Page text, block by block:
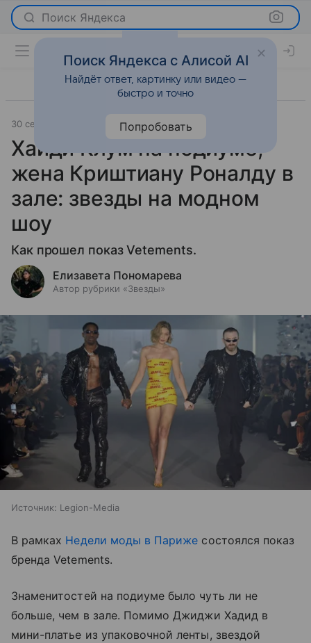
Поиск Яндекса
30 сентября 2024 Светская жизнь
Хайди Клум на подиуме,
жена Криштиану Роналду в
зале: звезды на модном
шоу
Как прошел показ Vetements.
Елизавета Пономарева
Автор рубрики «Звезды»
Источник: Legion-Media
В рамках Недели моды в Париже состоялся показ
бренда Vetements.
Знаменитостей на подиуме было чуть ли не
больше, чем в зале. Помимо Джиджи Хадид в
мини-платье из упаковочной ленты, звездой
Поиск Яндекса с Алисой AI
Найдёт ответ, картинку или видео —
быстро и точно
Попробовать